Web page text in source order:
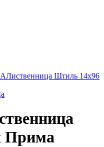
Лиственница Штиль 14х96
Прима